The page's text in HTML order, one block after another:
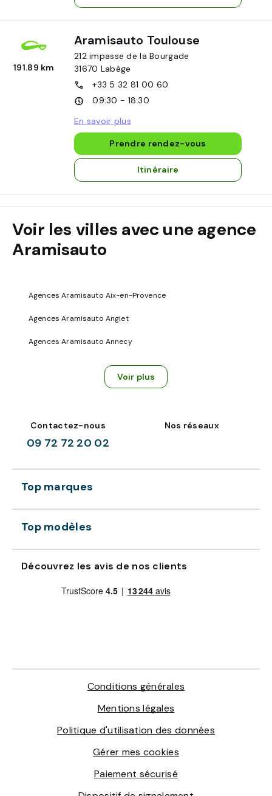
191.89 km
Aramisauto Toulouse
212 impasse de la Bourgade
31670 Labège
+33 5 32 81 00 60
09:30 - 18:30
En savoir plus
Prendre rendez-vous
Itinéraire
Voir les villes avec une agence
Aramisauto
Agences Aramisauto Aix-en-Provence
Agences Aramisauto Anglet
Agences Aramisauto Annecy
Voir plus
Contactez-nous
09 72 72 20 02
Nos réseaux
Top marques
Top modèles
Découvrez les avis de nos clients
Conditions générales
Mentions légales
Politique d'utilisation des données
Gérer mes cookies
Paiement sécurisé